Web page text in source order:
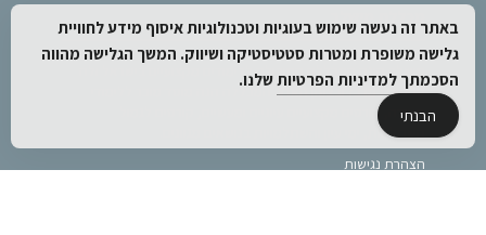
מישלב הינה המכללה המובילה ללימודים מקצועיים בישראל ולה
סניפים במרכז ובצפון הארץ. המכללה הנה מוסד מוכר ללימודי
תעודה, קורסים מקצועיים עיוניים ומעשיים, קורסים לגמול
השתלמות, ימי עיון והשתלמויות בנושאים מגוונים.
הצהרת נגישות
באתר זה נעשה שימוש בעוגיות וטכנולוגיות איסוף מידע לחוויית
גלישה משופרת ומטרות סטטיסטיקה ושיווק. המשך הגלישה מהווה
הסכמתך למדיניות הפרטיותשלנו.
הבנתי